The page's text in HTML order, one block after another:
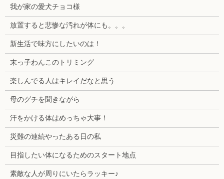
我が家の愛犬チョコ様
放置すると悲惨な汚れが体にも。。。
新生活で味方にしたいのは！
末っ子わんこのトリミング
楽しんでる人はキレイだなと思う
母のグチを聞きながら
汗をかける体はめっちゃ大事！
災難の連続やったある日の私
目指したい体になるためのスタート地点
素敵な人が周りにいたらラッキー♪